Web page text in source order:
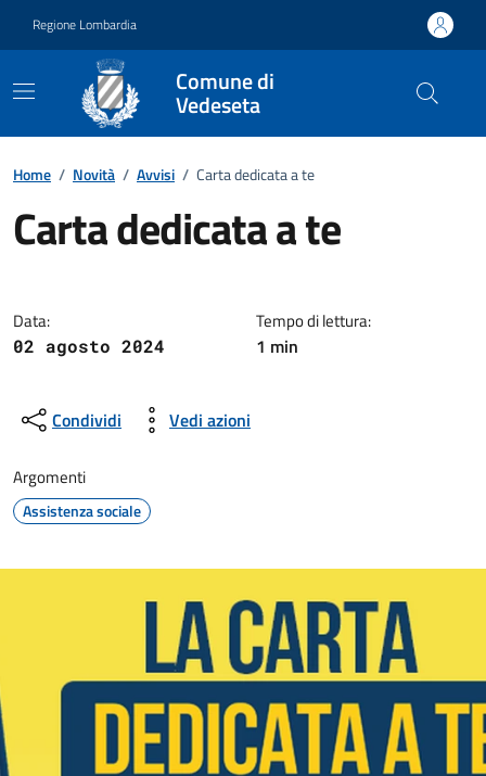
Regione Lombardia
Comune di
Vedeseta
Home / Novità / Avvisi / Carta dedicata a te
Carta dedicata a te
Data:
02 agosto 2024
Tempo di lettura:
1 min
Condividi Vedi azioni
Argomenti
Assistenza sociale